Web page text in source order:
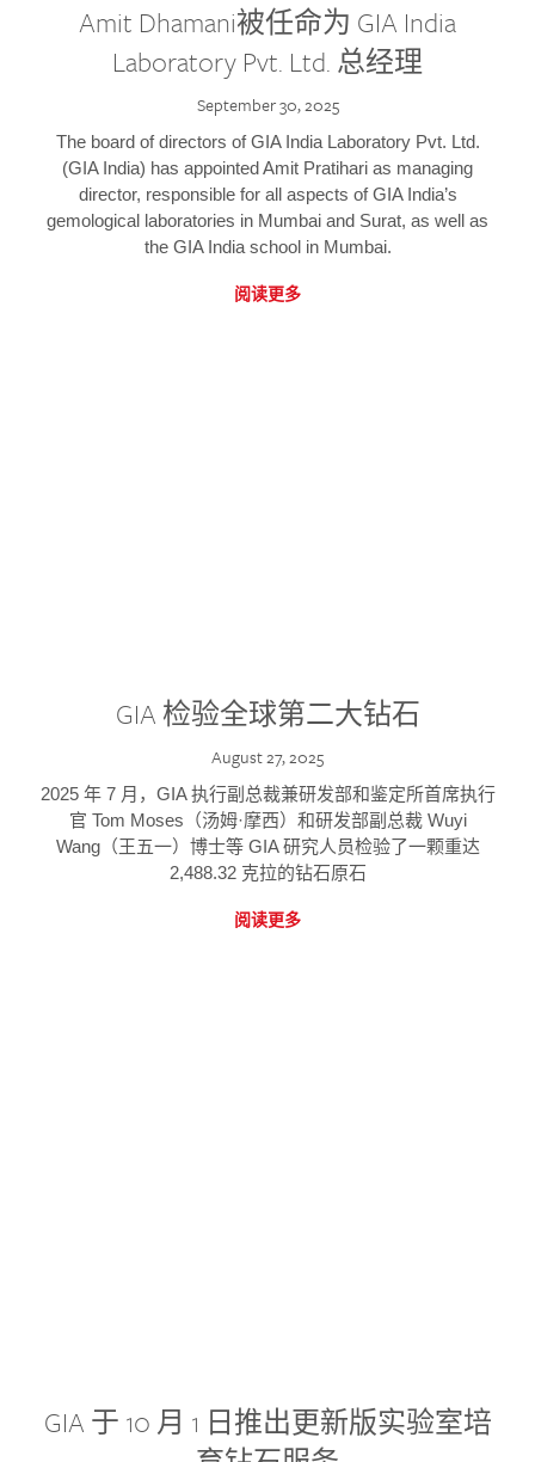
Amit Dhamani被任命为 GIA India
Laboratory Pvt. Ltd. 总经理
September 30, 2025
The board of directors of GIA India Laboratory Pvt. Ltd.
(GIA India) has appointed Amit Pratihari as managing
director, responsible for all aspects of GIA India’s
gemological laboratories in Mumbai and Surat, as well as
the GIA India school in Mumbai.
阅读更多
GIA 检验全球第二大钻石
August 27, 2025
2025 年 7 月，GIA 执行副总裁兼研发部和鉴定所首席执行
官 Tom Moses（汤姆·摩西）和研发部副总裁 Wuyi
Wang（王五一）博士等 GIA 研究人员检验了一颗重达
2,488.32 克拉的钻石原石
阅读更多
GIA 于 10 月 1 日推出更新版实验室培